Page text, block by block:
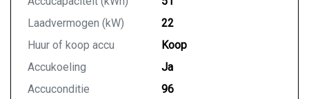
geven. Er kunnen echter geen rechten worden
ontleend aan de verstrekte informatie in de
advertentie. Vertrouw niet alleen op deze informatie
maar controleert u altijd zelf de zaken welke voor u
belangrijk zijn en uw beslissing zouden kunnen
beïnvloeden. Neem contact op met de verkoper voor
Laadvermogen (kW)
22
Huur of koop accu
Koop
Accukoeling
Ja
Accuconditie
96